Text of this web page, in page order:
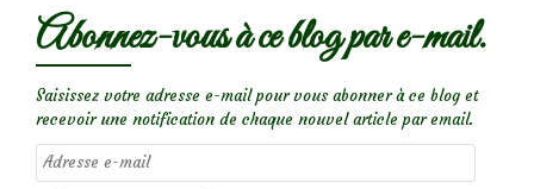
Abonnez-vous à ce blog par e-mail.
Saisissez votre adresse e-mail pour vous abonner à ce blog et
recevoir une notification de chaque nouvel article par email.
Adresse
e-